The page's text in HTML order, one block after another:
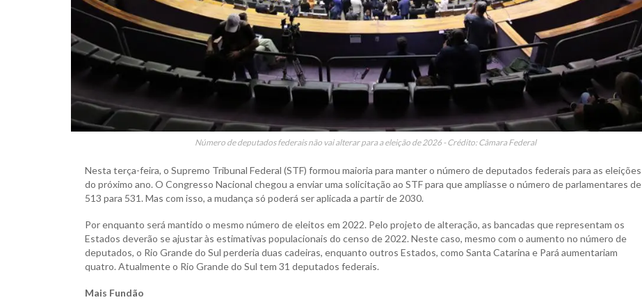
Número de deputados federais não vai alterar para a eleição de 2026 - Crédito: Câmara Federal
Nesta terça-feira, o Supremo Tribunal Federal (STF) formou maioria para manter o número de deputados federais para as eleições
do próximo ano. O Congresso Nacional chegou a enviar uma solicitação ao STF para que ampliasse o número de parlamentares de
513 para 531. Mas com isso, a mudança só poderá ser aplicada a partir de 2030.
Por enquanto será mantido o mesmo número de eleitos em 2022. Pelo projeto de alteração, as bancadas que representam os
Estados deverão se ajustar às estimativas populacionais do censo de 2022. Neste caso, mesmo com o aumento no número de
deputados, o Rio Grande do Sul perderia duas cadeiras, enquanto outros Estados, como Santa Catarina e Pará aumentariam
quatro. Atualmente o Rio Grande do Sul tem 31 deputados federais.
Mais Fundão